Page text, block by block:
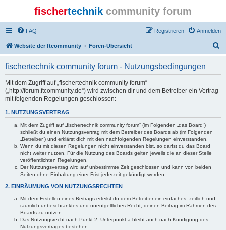
fischertechnik community forum
FAQ Anmelden
Registrieren
Website der ftcommunity Foren-Übersicht
fischertechnik community forum - Nutzungsbedingungen
Mit dem Zugriff auf „fischertechnik community forum“
(„http://forum.ftcommunity.de“) wird zwischen dir und dem Betreiber ein Vertrag
mit folgenden Regelungen geschlossen:
1. NUTZUNGSVERTRAG
Mit dem Zugriff auf „fischertechnik community forum“ (im Folgenden „das Board“)
schließt du einen Nutzungsvertrag mit dem Betreiber des Boards ab (im Folgenden
„Betreiber“) und erklärst dich mit den nachfolgenden Regelungen einverstanden.
Wenn du mit diesen Regelungen nicht einverstanden bist, so darfst du das Board
nicht weiter nutzen. Für die Nutzung des Boards gelten jeweils die an dieser Stelle
veröffentlichten Regelungen.
Der Nutzungsvertrag wird auf unbestimmte Zeit geschlossen und kann von beiden
Seiten ohne Einhaltung einer Frist jederzeit gekündigt werden.
2. EINRÄUMUNG VON NUTZUNGSRECHTEN
Mit dem Erstellen eines Beitrags erteilst du dem Betreiber ein einfaches, zeitlich und
räumlich unbeschränktes und unentgeltliches Recht, deinen Beitrag im Rahmen des
Boards zu nutzen.
Das Nutzungsrecht nach Punkt 2, Unterpunkt a bleibt auch nach Kündigung des
Nutzungsvertrages bestehen.